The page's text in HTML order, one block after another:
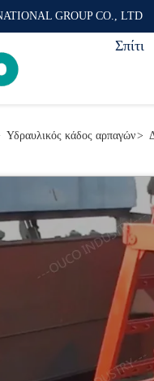
GROUP CO., LTD
Σπίτι
Υδραυλικός κάδος αρπαγών>